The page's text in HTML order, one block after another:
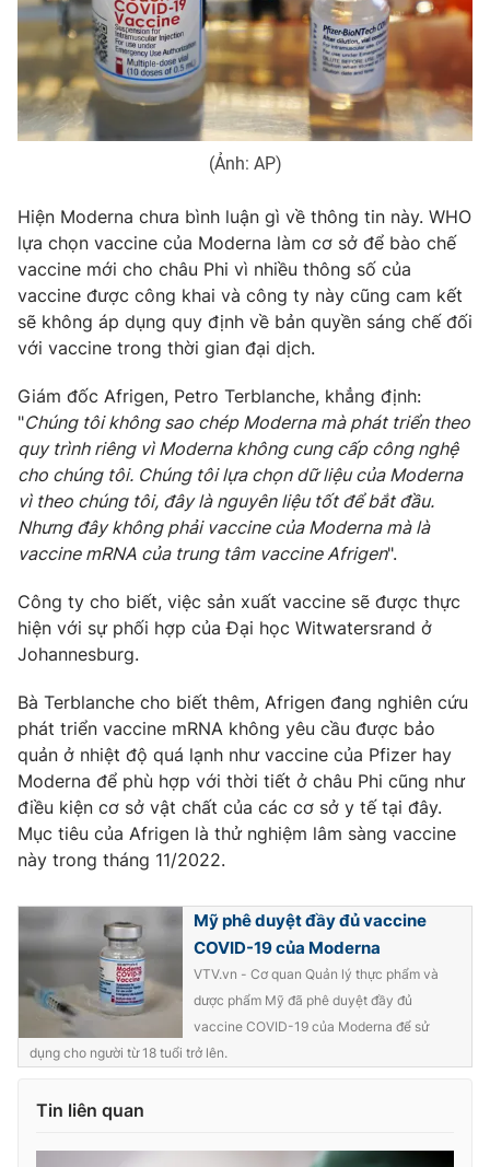
VTV4 Vươn mình bằng AI
VTV9 VTV8
English
THỜI BÁO VTV
Theo dõi báo trên
Cơ quan chủ quản: Đài Truyền hình Việt Nam
Cơ quan báo chí: Thời báo VTV
Giấy phép hoạt động báo in và báo điện tử số 483/GP-BTTTT
cấp ngày 29/12/2023
Phó Tổng Biên tập:Nguyễn Thị Mỹ Hạnh, Phạm Quốc Thắng,
Nguyễn Trọng Ninh
Tổng đài VTV:024.38 355 931 - 024.38 355 932
Email:toasoan@vtv.vn
Liên hệ quảng cáo:024-7300.7108
® Cấm sao chép dưới mọi hình thức nếu không có sự chấp
thông tin từ website này.
(Ảnh: AP)
Hiện Moderna chưa bình luận gì về thông tin này. WHO
lựa chọn vaccine của Moderna làm cơ sở để bào chế
vaccine mới cho châu Phi vì nhiều thông số của
vaccine được công khai và công ty này cũng cam kết
sẽ không áp dụng quy định về bản quyền sáng chế đối
với vaccine trong thời gian đại dịch.
Giám đốc Afrigen, Petro Terblanche, khẳng định:
"Chúng tôi không sao chép Moderna mà phát triển theo
quy trình riêng vì Moderna không cung cấp công nghệ
cho chúng tôi. Chúng tôi lựa chọn dữ liệu của Moderna
vì theo chúng tôi, đây là nguyên liệu tốt để bắt đầu.
Nhưng đây không phải vaccine của Moderna mà là
vaccine mRNA của trung tâm vaccine Afrigen".
Công ty cho biết, việc sản xuất vaccine sẽ được thực
hiện với sự phối hợp của Đại học Witwatersrand ở
Johannesburg.
Bà Terblanche cho biết thêm, Afrigen đang nghiên cứu
phát triển vaccine mRNA không yêu cầu được bảo
quản ở nhiệt độ quá lạnh như vaccine của Pfizer hay
Moderna để phù hợp với thời tiết ở châu Phi cũng như
điều kiện cơ sở vật chất của các cơ sở y tế tại đây.
Mục tiêu của Afrigen là thử nghiệm lâm sàng vaccine
này trong tháng 11/2022.
Mỹ phê duyệt đầy đủ vaccine
COVID-19 của Moderna
VTV.vn - Cơ quan Quản lý thực phẩm và
dược phẩm Mỹ đã phê duyệt đầy đủ
vaccine COVID-19 của Moderna để sử
dụng cho người từ 18 tuổi trở lên.
Tin liên quan